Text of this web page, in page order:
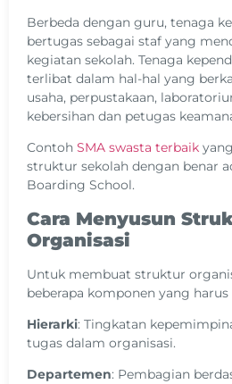
Berbeda dengan guru, tenaga
bertugas sebagai staf yang
kegiatan sekolah. Tenaga
terlibat dalam hal-hal yang
usaha, perpustakaan,
kebersihan dan petugas
Contoh SMA swasta terbaik
struktur sekolah dengan benar
Boarding School.
Cara Menyusun
Organisasi
Untuk membuat struktur
beberapa komponen yang
Hierarki: Tingkatan
tugas dalam organisasi.
Departemen: Pembagian